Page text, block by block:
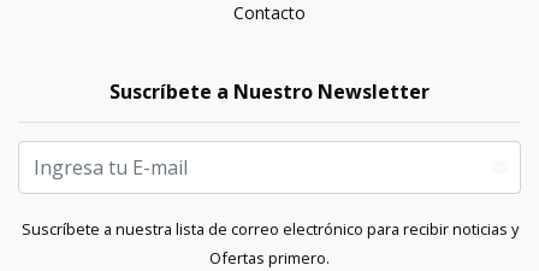
Contacto
Suscríbete a Nuestro Newsletter
Suscríbete a nuestra lista de correo electrónico para recibir noticias y
Ofertas primero.